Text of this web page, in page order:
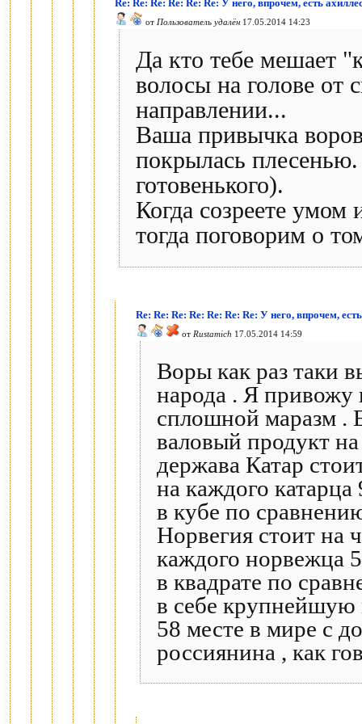
Re: Re: Re: Re: Re: Re: У него, впрочем, есть
от Пользователь удалён 17.05.2014 14:23
Да кто тебе мешает
волосы на голове от
направлении...
Ваша привычка
покрылась
готовенького).
Когда созреете умом
тогда поговорим о
Re: Re: Re: Re: Re: Re: Re: У него, впрочем,
от Rustamich 17.05.2014 14:59
Воры как раз таки
народа . Я
сплошной маразм .
валовый продукт
держава Катар
на каждого
в кубе по
Норвегия стоит на
каждого норвежца
в квадрате по
в себе крупнейшую
58 месте в мире с
россиянина , как